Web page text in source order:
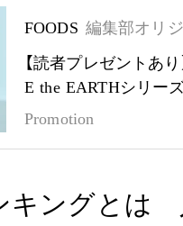
FOODS 編集部オリ
【読者プレゼントあ
E the EARTHシリー
Promotion
キングとは